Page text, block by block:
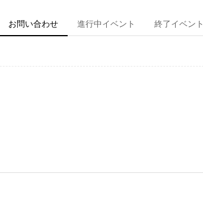
お問い合わせ 進行中イベント 終了イベント